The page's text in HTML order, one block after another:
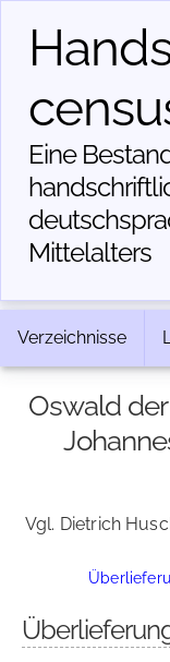
Eine
Mittelalters
Verzeichnisse
Oswald
Vgl. Dietrich